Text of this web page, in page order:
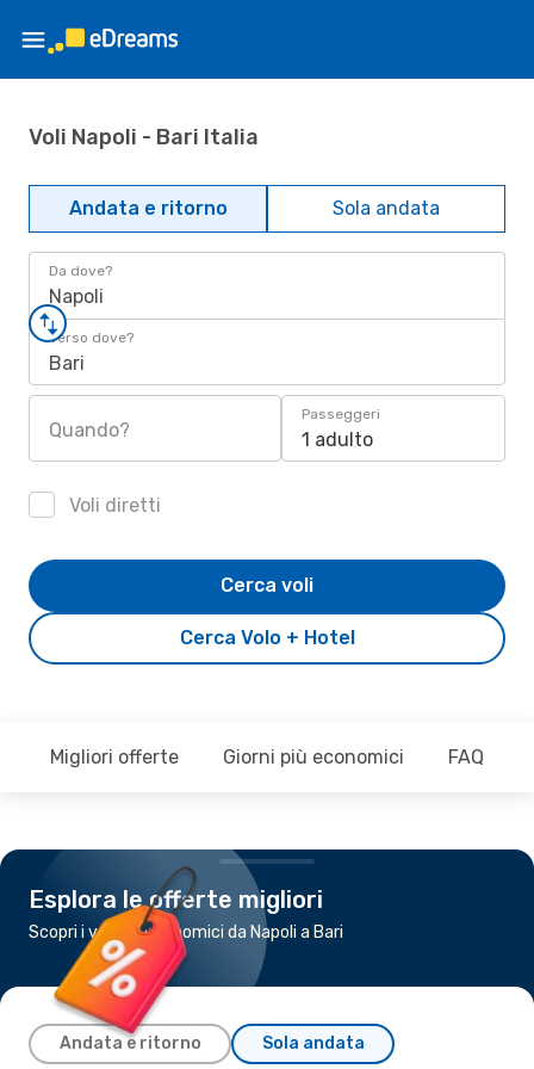
Voli Napoli - Bari Italia
Andata e ritorno Sola andata
Da dove?
Napoli
Verso dove?
Bari
Quando?
Passeggeri
1 adulto
Voli diretti
Cerca Volo + Hotel
Cerca voli
Migliori offerte Giorni più economici FAQ
Esplora le offerte migliori
Scopri i voli più economici da Napoli a Bari
Andata e ritorno Sola andata